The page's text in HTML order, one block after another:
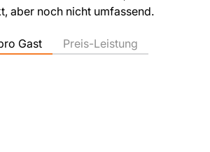
aber noch nicht umfassend.
Gast Preis-Leistung